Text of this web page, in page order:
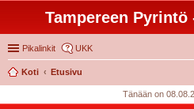
Tampereen
Pikalinkit UKK
Koti
Etusivu
Tänään on